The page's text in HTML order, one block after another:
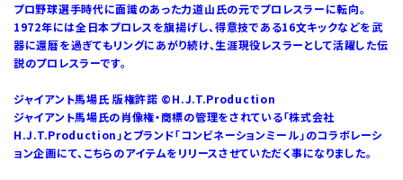
プロ野球選手時代に面識のあった力道山氏の元でプロレスラーに転向。
1972年には全日本プロレスを旗揚げし、得意技である16文キックなどを武
器に還暦を過ぎてもリングにあがり続け、生涯現役レスラーとして活躍した伝
説のプロレスラーです。
ジャイアント馬場氏 版権許諾 ©H.J.T.Production
ジャイアント馬場氏の肖像権・商標の管理をされている「株式会社
H.J.T.Production」とブランド「コンビネーションミール」のコラボレーシ
ョン企画にて、こちらのアイテムをリリースさせていただく事になりました。